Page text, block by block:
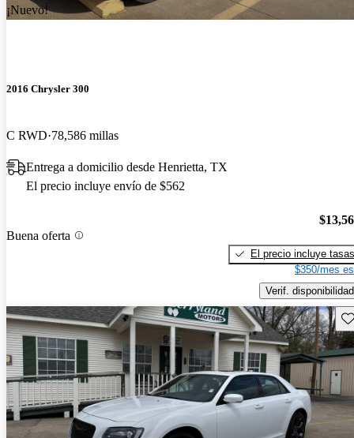
¡Nuevo!
2016 Chrysler 300
C RWD 78,586 millas
Entrega a domicilio desde Henrietta, TX
El precio incluye envío de $562
Buena oferta
El precio incluye tasas
$350/mes
Verif. disponibilidad